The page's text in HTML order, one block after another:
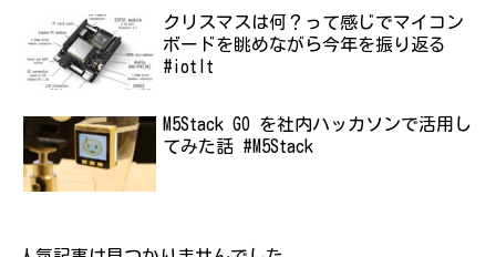
クリスマスは何？って感じでマイコン
ボードを眺めながら今年を振り返る
#iotlt
M5Stack GO を社内ハッカソンで活用し
てみた話 #M5Stack